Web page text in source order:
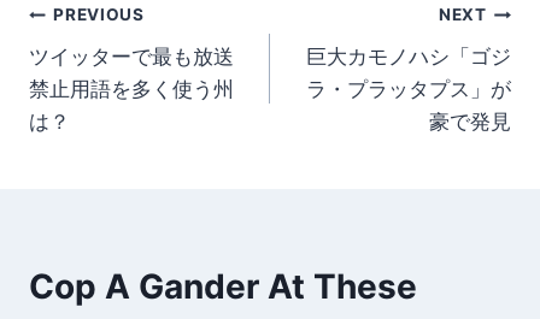
Post
navigation
PREVIOUS
ツイッターで最も放送
禁止用語を多く使う州
は？
NEXT
巨大カモノハシ「ゴジ
ラ・プラッタプス」が
豪で発見
Cop A Gander At These